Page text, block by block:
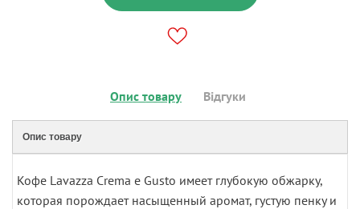
Опис товару Відгуки
Опис товару
Кофе Lavazza Crema e Gusto имеет глубокую обжарку,
которая порождает насыщенный аромат, густую пенку и